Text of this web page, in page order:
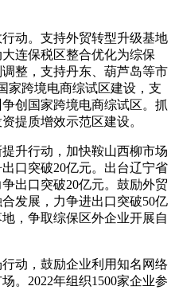
动。支持外贸转型升级基地
连保税区整合优化为综保
整，支持丹东、葫芦岛等市
家跨境电商综试区建设，支
创国家跨境电商综试区。抓
提质增效示范区建设。
升行动，加快鞍山西柳市场
口突破20亿元。出台辽宁省
出口突破20亿元。鼓励外贸
发展，力争进出口突破50亿
，争取综保区外企业开展自
动，鼓励企业利用知名网络
。2022年组织1500家企业参